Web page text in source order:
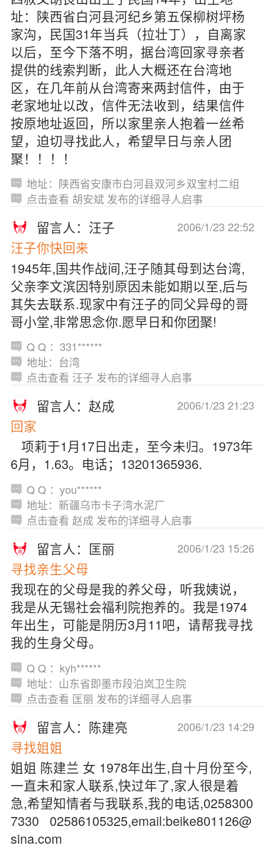
址：陕西省白河县河纪乡第五保柳树坪杨
家沟，民国31年当兵（拉壮丁），自离家
以后，至今下落不明，据台湾回家寻亲者
提供的线索判断，此人大概还在台湾地
区，在几年前从台湾寄来两封信件，由于
老家地址以改，信件无法收到，结果信件
按原地址返回，所以家里亲人抱着一丝希
望，迫切寻找此人，希望早日与亲人团
聚！！！！
地址：陕西省安康市白河县双河乡双宝村二组
点击查看 胡安斌 发布的详细寻人启事
2006/1/23 22:52
留言人：汪子
汪子你快回来
1945年,国共作战间,汪子随其母到达台湾,
父亲李文滨因特别原因未能如期以至,后与
其失去联系.现家中有汪子的同父异母的哥
哥小堂,非常思念你.愿早日和你团聚!
Q Q ：331******
地址：台湾
点击查看 汪子 发布的详细寻人启事
2006/1/23 21:23
留言人：赵成
回家
项莉于1月17日出走，至今未归。1973年
6月，1.63。电话；13201365936.
Q Q ：you******
地址：新疆乌市卡子湾水泥厂
点击查看 赵成 发布的详细寻人启事
2006/1/23 15:26
留言人：匡丽
寻找亲生父母
我现在的父母是我的养父母，听我姨说，
我是从无锡社会福利院抱养的。我是1974
年出生，可能是阴历3月11吧，请帮我寻找
我的生身父母。
Q Q ：kyh******
地址：山东省即墨市段泊岚卫生院
点击查看 匡丽 发布的详细寻人启事
2006/1/23 14:29
留言人：陈建亮
寻找姐姐
姐姐 陈建兰 女 1978年出生,自十月份至今,
一直未和家人联系,快过年了,家人很是着
急,希望知情者与我联系,我的电话,0258300
7330 02586105325,email:beike801126@
sina.com